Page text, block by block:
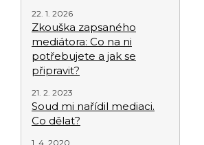
22. 1. 2026
Zkouška zapsaného
mediátora: Co na ni
potřebujete a jak se
připravit?
21. 2. 2023
Soud mi nařídil mediaci.
Co dělat?
1. 4. 2020